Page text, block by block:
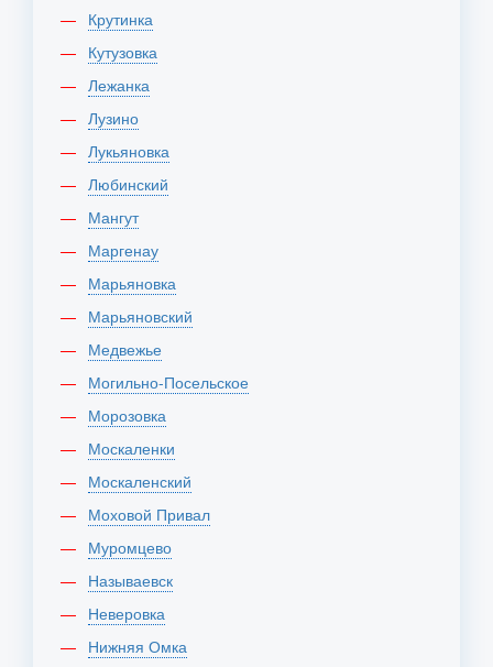
Крутинка
Кутузовка
Лежанка
Лузино
Лукьяновка
Любинский
Мангут
Маргенау
Марьяновка
Марьяновский
Медвежье
Могильно-Посельское
Морозовка
Москаленки
Москаленский
Моховой Привал
Муромцево
Называевск
Неверовка
Нижняя Омка